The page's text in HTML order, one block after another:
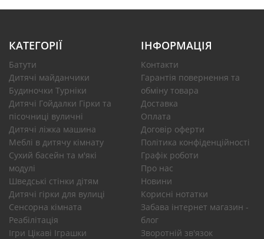
КАТЕГОРІЇ
Батути
Дитячі майданчики
Будиночки Турніки
Дитячі Гойдалки Гірки та
пісочниці вуличні
Дитячі ліжка машина
Меблі в дитячу кімнату
Сухий басейн та м'які
модулі
Шведські стінки дітям
Дитячі гірки для вулиці
Сенсорна кімната
Реабілітація
Ігри Цікаві Іграшки
ІНФОРМАЦІЯ
Контакти
Гарантія повернення та
обміну товара
Доставка
Оплата
Договір оферти
Політика конфіденційності
Графік роботи
Про нас
Новини
Корисні нотатки
Забава інтернет магазин -
блог
Зворотній зв'язок